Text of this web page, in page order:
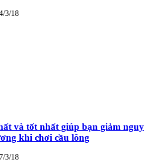
3/18
và tốt nhất giúp bạn giảm nguy
khi chơi cầu lông
3/18